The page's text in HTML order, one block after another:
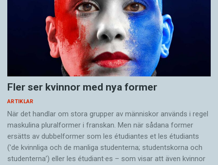
Fler ser kvinnor med nya former
ARTIKLAR
När det handlar om stora grupper av människor används i regel
maskulina pluralformer i franskan. Men när sådana ­former
ersätts av dubbel­former som les étudiantes et les étudiants
(’de kvinnliga och de manliga studenterna; studentskorna och
studenterna’) eller les étudiant·es – som visar att även kvinnor